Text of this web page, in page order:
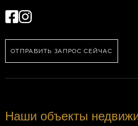
ОТПРАВИТЬ ЗАПРОС СЕЙЧАС
Наши объекты